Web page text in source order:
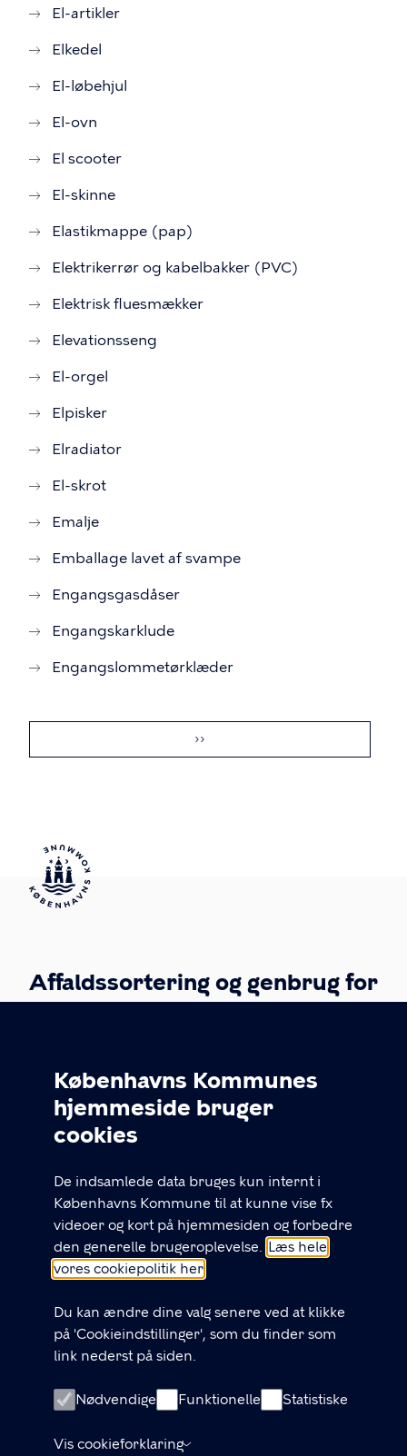
Cookieindstillinger
Københavns Kommunes
hjemmeside bruger
cookies
De indsamlede data bruges kun internt i
Københavns Kommune til at kunne vise fx
videoer og kort på hjemmesiden og forbedre
den generelle brugeroplevelse. Læs hele
vores cookiepolitik her
Du kan ændre dine valg senere ved at klikke
på 'Cookieindstillinger', som du finder som
link nederst på siden.
Nødvendige Funktionelle Statistiske
Vis cookieforklaring
El-artikler
Elkedel
El-løbehjul
El-ovn
El scooter
El-skinne
Elastikmappe (pap)
Elektrikerrør og kabelbakker (PVC)
Elektrisk fluesmækker
Elevationsseng
El-orgel
Elpisker
Elradiator
El-skrot
Emalje
Emballage lavet af svampe
Engangsgasdåser
Engangskarklude
Engangslommetørklæder
Næste
side
››
Affaldssortering og genbrug for
borgere
33 66 10 03
Alle hverdage 9-16
GENVEJE
Nem Affaldsservice
Information til affaldsansvarlige
Information om affald til husejere
Giv et praj om affald på gaden
Erhvervsaffald